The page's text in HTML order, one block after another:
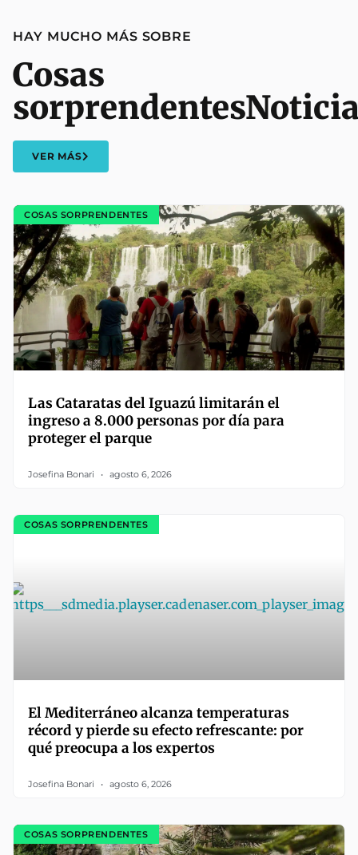
HAY MUCHO MÁS SOBRE
Cosas
sorprendentes
VER MÁS
COSAS SORPRENDENTES
Las Cataratas del Iguazú limitarán el
ingreso a 8.000 personas por día para
proteger el parque
Josefina Bonari agosto 6, 2026
COSAS SORPRENDENTES
El Mediterráneo alcanza temperaturas
récord y pierde su efecto refrescante: por
qué preocupa a los expertos
Josefina Bonari agosto 6, 2026
COSAS SORPRENDENTES